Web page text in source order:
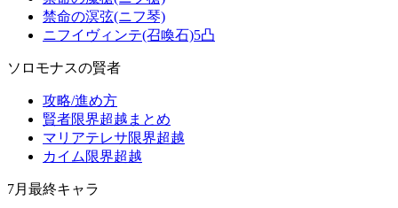
禁命の溟弦(ニフ琴)
ニフイヴィンテ(召喚石)5凸
ソロモナスの賢者
攻略/進め方
賢者限界超越まとめ
マリアテレサ限界超越
カイム限界超越
7月最終キャラ